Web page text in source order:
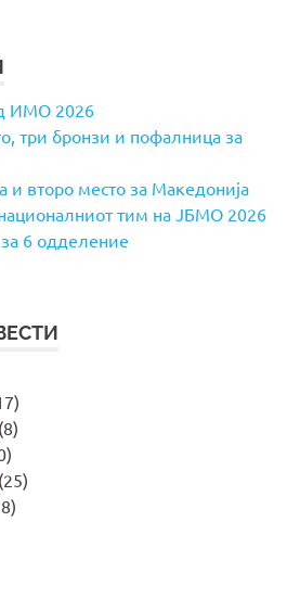
ИМО 2026
три бронзи и пофалница за
и второ место за Македонија
тим на ЈБМО 2026
6 одделение
(8)
(25)